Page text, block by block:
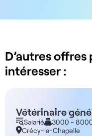
D’autres
intéresser :
Vétérinaire
Crécy La
Salarié
3000 -
Crécy-la-Chapelle